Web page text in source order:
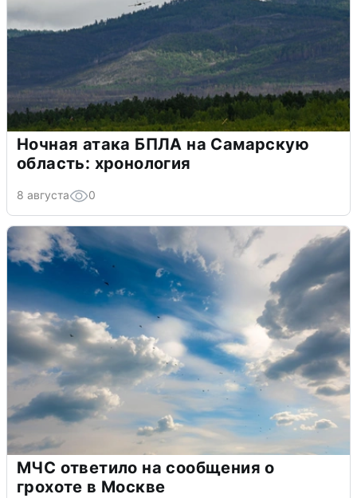
Ночная атака БПЛА на Самарскую
область: хронология
8 августа 0
МЧС ответило на сообщения о
грохоте в Москве